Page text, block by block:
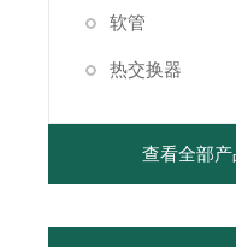
软管
热交换器
查看全部产